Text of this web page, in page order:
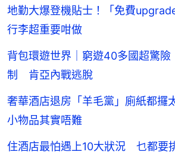
地勤大爆登機貼士！「免費
行李超重要咁做
背包環遊世界｜窮遊40多國超驚
制 肯亞內戰逃脫
奢華酒店退房「羊毛黨」廁紙都攞
小物品其實唔難
住酒店最怕遇上10大狀況 乜都要